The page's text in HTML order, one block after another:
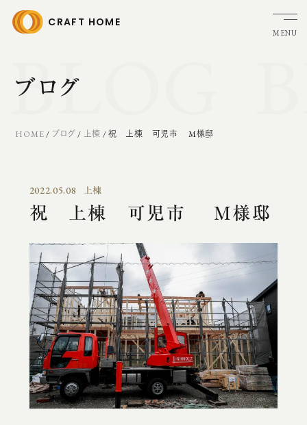
CRAFT HOME
クラフトホームの家づくり
アフターメンテナンス
新築分譲・土地販売情報
お客様の声
イベント・見学会
モデルハウス
土地の探し方
会社概要 新着情報 ブログ サイトマップ
プライバシーポリシー
MENU
ブログ
BLOG
HOME/ ブログ/ 上棟 /祝 上棟 可児市 M様邸
2022.05.08 上棟
祝 上棟 可児市 M様邸